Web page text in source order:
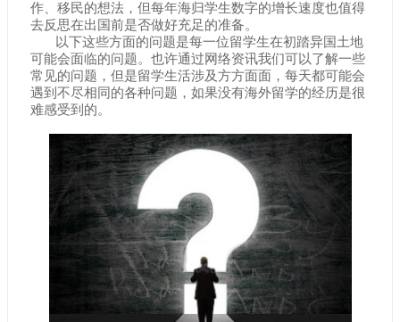
作、移民的想法，但每年海归学生数字的增长速度也值得
去反思在出国前是否做好充足的准备。
以下这些方面的问题是每一位留学生在初踏异国土地
可能会面临的问题。也许通过网络资讯我们可以了解一些
常见的问题，但是留学生活涉及方方面面，每天都可能会
遇到不尽相同的各种问题，如果没有海外留学的经历是很
难感受到的。